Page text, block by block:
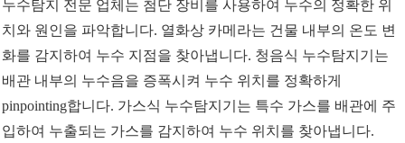
누수탐지 전문 업체는 첨단 장비를 사용하여 누수의 정확한 위
치와 원인을 파악합니다. 열화상 카메라는 건물 내부의 온도 변
화를 감지하여 누수 지점을 찾아냅니다. 청음식 누수탐지기는
배관 내부의 누수음을 증폭시켜 누수 위치를 정확하게
pinpointing합니다. 가스식 누수탐지기는 특수 가스를 배관에 주
입하여 누출되는 가스를 감지하여 누수 위치를 찾아냅니다.